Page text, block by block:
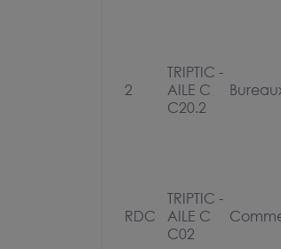
2
TRIPTIC -
AILE C
C20.2
RDC
TRIPTIC -
AILE C
C02